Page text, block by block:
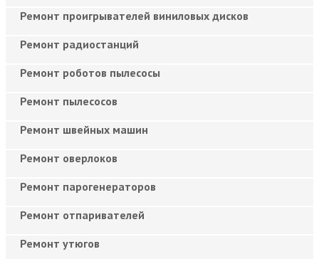
Ремонт проигрывателей виниловых дисков
Ремонт радиостанций
Ремонт роботов пылесосы
Ремонт пылесосов
Ремонт швейных машин
Ремонт оверлоков
Ремонт парогенераторов
Ремонт отпаривателей
Ремонт утюгов